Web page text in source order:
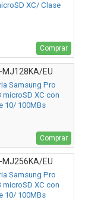
XC/ Clase
Comprar
MJ128KA/EU
Samsung Pro
microSD XC con
10/ 100MBs
Comprar
MJ256KA/EU
Samsung Pro
microSD XC con
10/ 100MBs